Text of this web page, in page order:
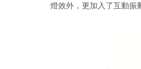
燈效外，更加入了互動振